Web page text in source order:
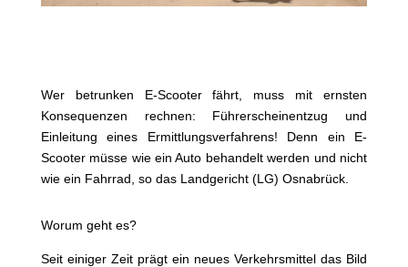
Wer betrunken E-Scooter fährt, muss mit ernsten
Konsequenzen rechnen: Führerscheinentzug und
Einleitung eines Ermittlungsverfahrens! Denn ein E-
Scooter müsse wie ein Auto behandelt werden und nicht
wie ein Fahrrad, so das Landgericht (LG) Osnabrück.
Worum geht es?
Seit einiger Zeit prägt ein neues Verkehrsmittel das Bild